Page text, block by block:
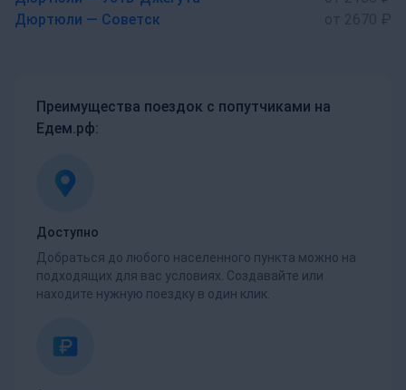
Дюртюли — Советск
Преимущества поездок с попутчиками на
Едем.рф:
Доступно
Добраться до любого населенного пункта можно на
подходящих для вас условиях. Создавайте или
находите нужную поездку в один клик.